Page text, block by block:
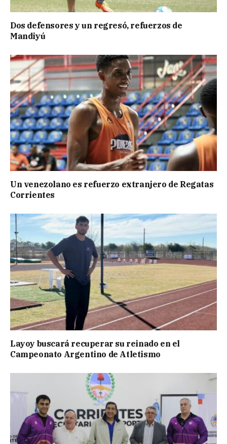
Dos defensores y un regresó, refuerzos de
Mandiyú
Un venezolano es refuerzo extranjero de Regatas
Corrientes
Layoy buscará recuperar su reinado en el
Campeonato Argentino de Atletismo